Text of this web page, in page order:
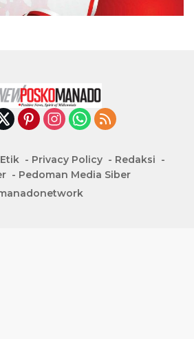
Privacy Policy
Redaksi
Pedoman Media Siber